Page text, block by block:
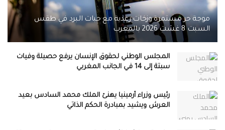
موجة حر مستمرة وزخات رعدية مع حبات البرد في طقس
السبت 8 غشت 2026 بالمغرب
المجلس الوطني لحقوق الإنسان يرفع حصيلة وفيات
سبتة إلى 14 في الجانب المغربي
رئيس وزراء أرمينيا يهنئ الملك محمد السادس بعيد
العرش ويشيد بمبادرة الحكم الذاتي